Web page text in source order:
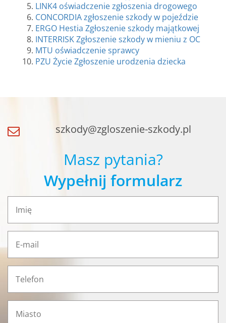
LINK4 oświadczenie zgłoszenia drogowego
CONCORDIA zgłoszenie szkody w pojeździe
ERGO Hestia Zgłoszenie szkody majątkowej
INTERRISK Zgłoszenie szkody w mieniu z OC
MTU oświadczenie sprawcy
PZU Życie Zgłoszenie urodzenia dziecka
szkody@zgloszenie-szkody.pl
Masz pytania?
Wypełnij formularz